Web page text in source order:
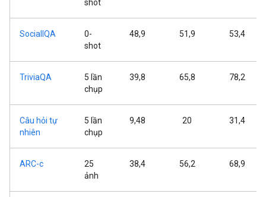
shot
SocialIQA
0-
shot
48,9 51,9 53,4
TriviaQA
5 lần
chụp
39,8 65,8 78,2
Câu hỏi tự
nhiên
5 lần
chụp
9,48 20 31,4
ARC-c
25
ảnh
38,4 56,2 68,9